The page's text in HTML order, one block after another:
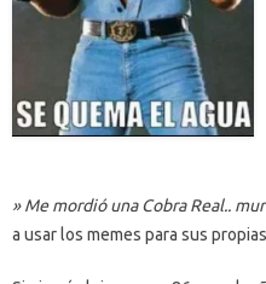
» Me mordió una Cobra Real..
a usar los memes para sus